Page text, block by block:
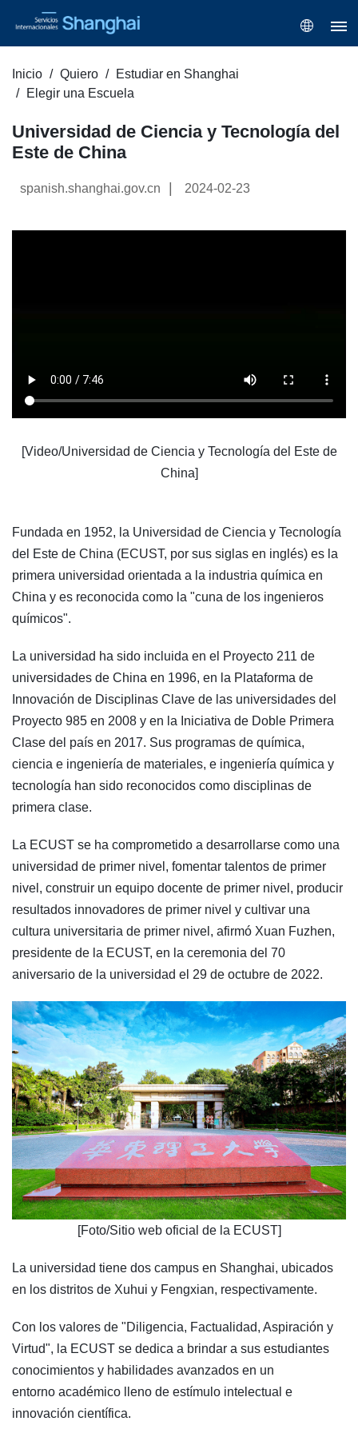
Inicio Quiero
Estudiar en Shanghai
Elegir una Escuela
Universidad de Ciencia y Tecnología del
Este de China
spanish.shanghai.gov.cn 2024-02-23
[Video/Universidad de Ciencia y Tecnología del Este de
China]
Fundada en 1952, la Universidad de Ciencia y Tecnología
del Este de China (ECUST, por sus siglas en inglés) es la
primera universidad orientada a la industria química en
China y es reconocida como la "cuna de los ingenieros
químicos".
La universidad ha sido incluida en el Proyecto 211 de
universidades de China en 1996, en la Plataforma de
Innovación de Disciplinas Clave de las universidades del
Proyecto 985 en 2008 y en la Iniciativa de Doble Primera
Clase del país en 2017. Sus programas de química,
ciencia e ingeniería de materiales, e ingeniería química y
tecnología han sido reconocidos como disciplinas de
primera clase.
La ECUST se ha comprometido a desarrollarse como una
universidad de primer nivel, fomentar talentos de primer
nivel, construir un equipo docente de primer nivel, producir
resultados innovadores de primer nivel y cultivar una
cultura universitaria de primer nivel, afirmó Xuan Fuzhen,
presidente de la ECUST, en la ceremonia del 70
aniversario de la universidad el 29 de octubre de 2022.
[Foto/Sitio web oficial de la ECUST]
La universidad tiene dos campus en Shanghai, ubicados
en los distritos de Xuhui y Fengxian, respectivamente.
Con los valores de "Diligencia, Factualidad, Aspiración y
Virtud", la ECUST se dedica a brindar a sus estudiantes
conocimientos y habilidades avanzados en un
entorno académico lleno de estímulo intelectual e
innovación científica.